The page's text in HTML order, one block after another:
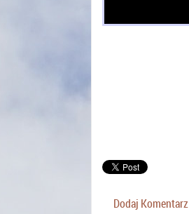
Dodaj Komentarz